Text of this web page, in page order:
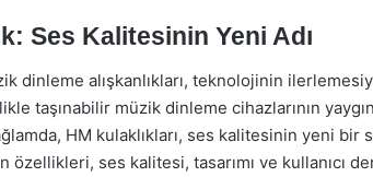
Ses Kalitesinin Yeni Adı
dinleme alışkanlıkları, teknolojinin
taşınabilir müzik dinleme cihazlarının
HM kulaklıkları, ses kalitesinin yeni
özellikleri, ses kalitesi, tasarımı ve kullanıcı